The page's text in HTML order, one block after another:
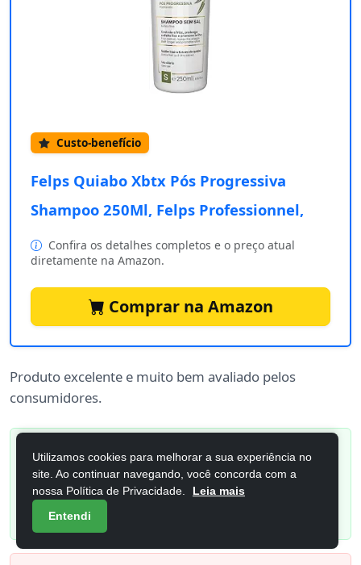
Custo-benefício
Felps Quiabo Xbtx Pós Progressiva
Shampoo 250Ml, Felps Professionnel,
Confira os detalhes completos e o preço atual
diretamente na Amazon.
Comprar na Amazon
Produto excelente e muito bem avaliado pelos
consumidores.
Pontos Positivos
Ótimo desempenho geral
Avaliações positivas
Utilizamos cookies para melhorar a sua experiência no
site. Ao continuar navegando, você concorda com a
nossa Política de Privacidade.
Leia mais
Entendi